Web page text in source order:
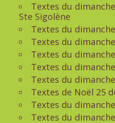
Textes du
Ste Sigolène
Textes du
Textes du
Textes du
Textes du
Textes du
Textes de Noël 25
Textes du
Textes du